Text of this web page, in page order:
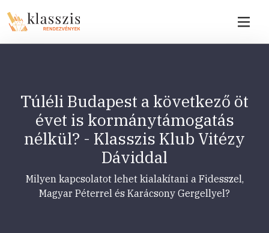
Túléli Budapest a következő öt
évet is kormánytámogatás
nélkül? - Klasszis Klub Vitézy
Dáviddal
Milyen kapcsolatot lehet kialakítani a Fidesszel,
Magyar Péterrel és Karácsony Gergellyel?